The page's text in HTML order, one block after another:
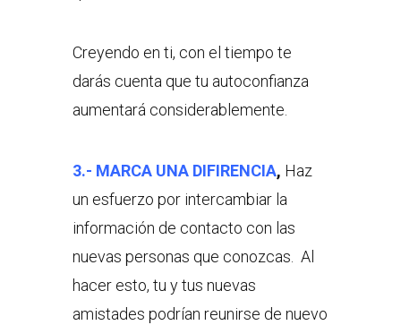
Creyendo en ti, con el tiempo te
darás cuenta que tu autoconfianza
aumentará considerablemente.
3.- MARCA UNA DIFIRENCIA, Haz
un esfuerzo por intercambiar la
información de contacto con las
nuevas personas que conozcas. Al
hacer esto, tu y tus nuevas
amistades podrían reunirse de nuevo